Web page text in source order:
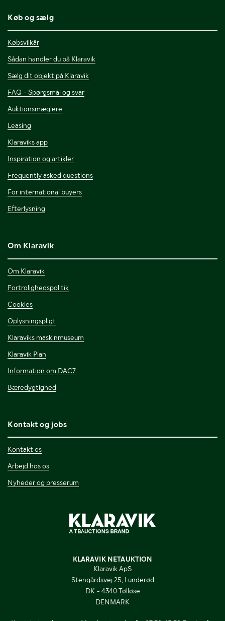
Køb og sælg
Købsvilkår
Sådan handler du på Klaravik
Sælg dit objekt på Klaravik
FAQ - Spørgsmål og svar
Auktionsmæglere
Leasing
Klaraviks app
Inspiration og artikler
Frequently asked questions
For international buyers
Efterlysning
Om Klaravik
Om Klaravik
Fortrolighedspolitik
Cookies
Oplysningspligt
Klaraviks maskinmuseum
Klaravik Plan
Information om DAC7
Bæredygtighed
Kontakt og jobs
Kontakt os
Arbejd hos os
Nyheder og presserum
KLARAVIK NETAUKTION
Klaravik ApS
Stengårdsvej 25, Lunderød
DK - 4340 Tølløse
DENMARK